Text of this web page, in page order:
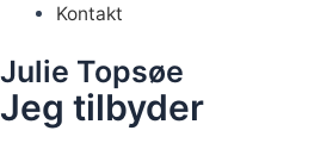
Kontakt
Julie Topsøe
Jeg tilbyder